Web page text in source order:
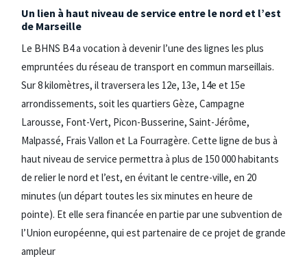
Un lien à haut niveau de service entre le nord et l’est
de Marseille
Le BHNS B4 a vocation à devenir l’une des lignes les plus
empruntées du réseau de transport en commun marseillais.
Sur 8 kilomètres, il traversera les 12e, 13e, 14e et 15e
arrondissements, soit les quartiers Gèze, Campagne
Larousse, Font-Vert, Picon-Busserine, Saint-Jérôme,
Malpassé, Frais Vallon et La Fourragère. Cette ligne de bus à
haut niveau de service permettra à plus de 150 000 habitants
de relier le nord et l’est, en évitant le centre-ville, en 20
minutes (un départ toutes les six minutes en heure de
pointe). Et elle sera financée en partie par une subvention de
l’Union européenne, qui est partenaire de ce projet de grande
ampleur